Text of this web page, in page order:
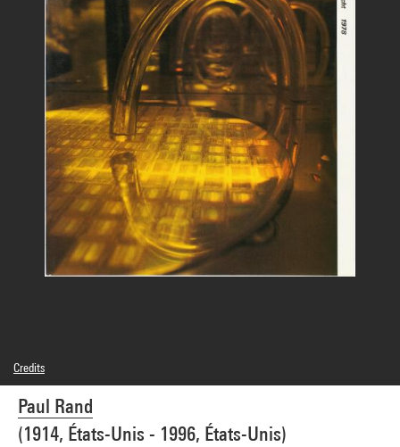
Paul Rand
(1914, États-Unis - 1996, États-Unis)
Credits
© droits réservés
Photo credits : Centre Pompidou, MNAM-CCI/Bertrand Prévost/Dist. GrandPalaisRmn
Image reference : 4N42804
Image presentation :GrandPalaisRmnPhoto